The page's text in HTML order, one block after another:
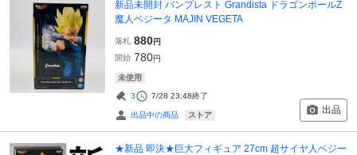
新品未開封 バンプレスト Grandista ドラゴンボールZ
魔人ベジータ MAJIN VEGETA
落札 880円
開始 780円
未使用
3 7/28 23:48終了
出品中の商品 ストア 出品
★新品 即決★巨大フィギュア 27cm 超サイヤ人ベジー